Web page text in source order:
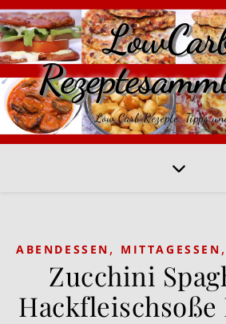
Low Carb Rezepte, Tipps
ABENDESSEN , MITTAGESSEN ,
Zucchini
Hackfleischsoße